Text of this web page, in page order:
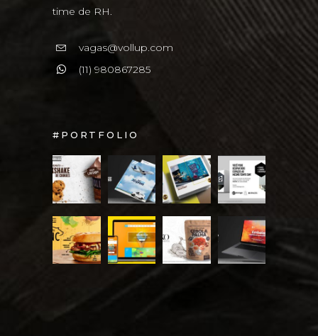
time de RH.
vagas@vollup.com
(11) 980867285
#PORTFOLIO